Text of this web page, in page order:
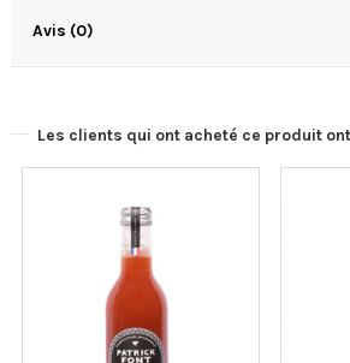
Avis (0)
Les clients qui ont acheté ce produit